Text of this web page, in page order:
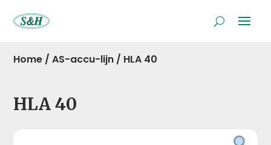
Home /AS-accu-lijn / HLA 40
HLA 40